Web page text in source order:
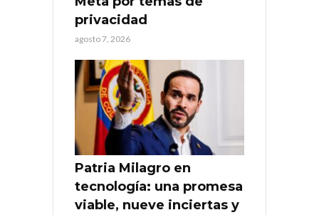
privacidad
agosto 7, 2026
Patria Milagro en
tecnología: una promesa
viable, nueve inciertas y